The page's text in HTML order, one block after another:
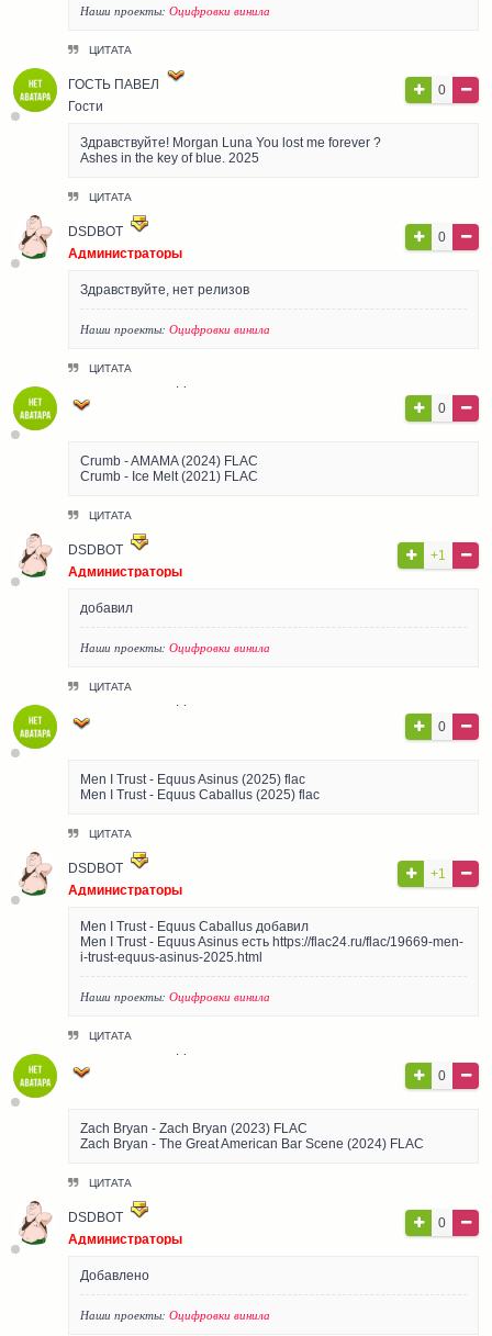
Наши проекты: Оцифровки винила
ЦИТАТА
ГОСТЬ ПАВЕЛ
Гости
0
Здравствуйте! Morgan Luna You lost me forever ?
Ashes in the key of blue. 2025
ЦИТАТА
DSDBOT
Администраторы
0
Здравствуйте, нет релизов
Наши проекты: Оцифровки винила
ЦИТАТА
0
Crumb - AMAMA (2024) FLAC
Crumb - Ice Melt (2021) FLAC
ЦИТАТА
DSDBOT
Администраторы
+1
добавил
Наши проекты: Оцифровки винила
ЦИТАТА
0
Men I Trust - Equus Asinus (2025) flac
Men I Trust - Equus Caballus (2025) flac
ЦИТАТА
DSDBOT
Администраторы
+1
Men I Trust - Equus Caballus добавил
Men I Trust - Equus Asinus есть https://flac24.ru/flac/19669-men-
i-trust-equus-asinus-2025.html
Наши проекты: Оцифровки винила
ЦИТАТА
0
Zach Bryan - Zach Bryan (2023) FLAC
Zach Bryan - The Great American Bar Scene (2024) FLAC
ЦИТАТА
DSDBOT
Администраторы
0
Добавлено
Наши проекты: Оцифровки винила